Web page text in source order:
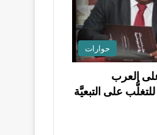
حوارات
العرب
على التبعيَّة